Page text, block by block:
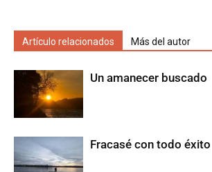
Artículo relacionados Más del autor
Un amanecer buscado
Fracasé con todo éxito